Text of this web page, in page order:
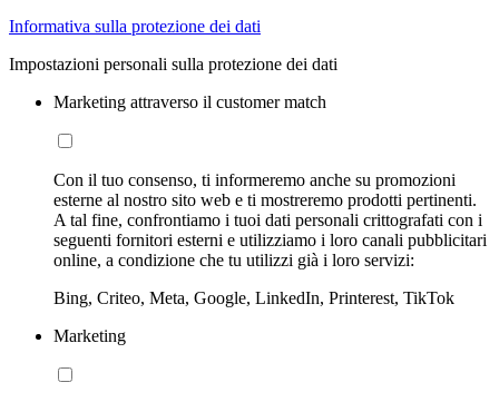
Informativa sulla protezione dei dati
Impostazioni personali sulla protezione dei dati
Marketing attraverso il customer match
Con il tuo consenso, ti informeremo anche su promozioni
esterne al nostro sito web e ti mostreremo prodotti pertinenti.
A tal fine, confrontiamo i tuoi dati personali crittografati con i
seguenti fornitori esterni e utilizziamo i loro canali pubblicitari
online, a condizione che tu utilizzi già i loro servizi:
Bing, Criteo, Meta, Google, LinkedIn, Printerest, TikTok
Marketing